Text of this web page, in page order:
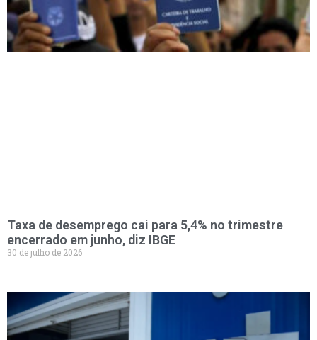
Taxa de desemprego cai para 5,4% no trimestre
encerrado em junho, diz IBGE
30 de julho de 2026